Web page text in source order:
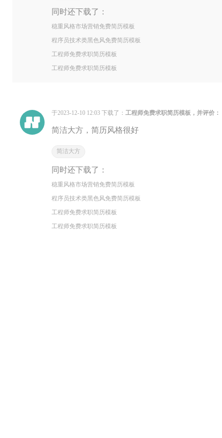
同时还下载了：
稳重风格市场营销免费简历模板
程序员技术类黑色风免费简历模板
工程师免费求职简历模板
工程师免费求职简历模板
于2023-12-10 12:03 下载了： 工程师免费求职简历模板，并评价：
简洁大方，简历风格很好
简洁大方
同时还下载了：
稳重风格市场营销免费简历模板
程序员技术类黑色风免费简历模板
工程师免费求职简历模板
工程师免费求职简历模板